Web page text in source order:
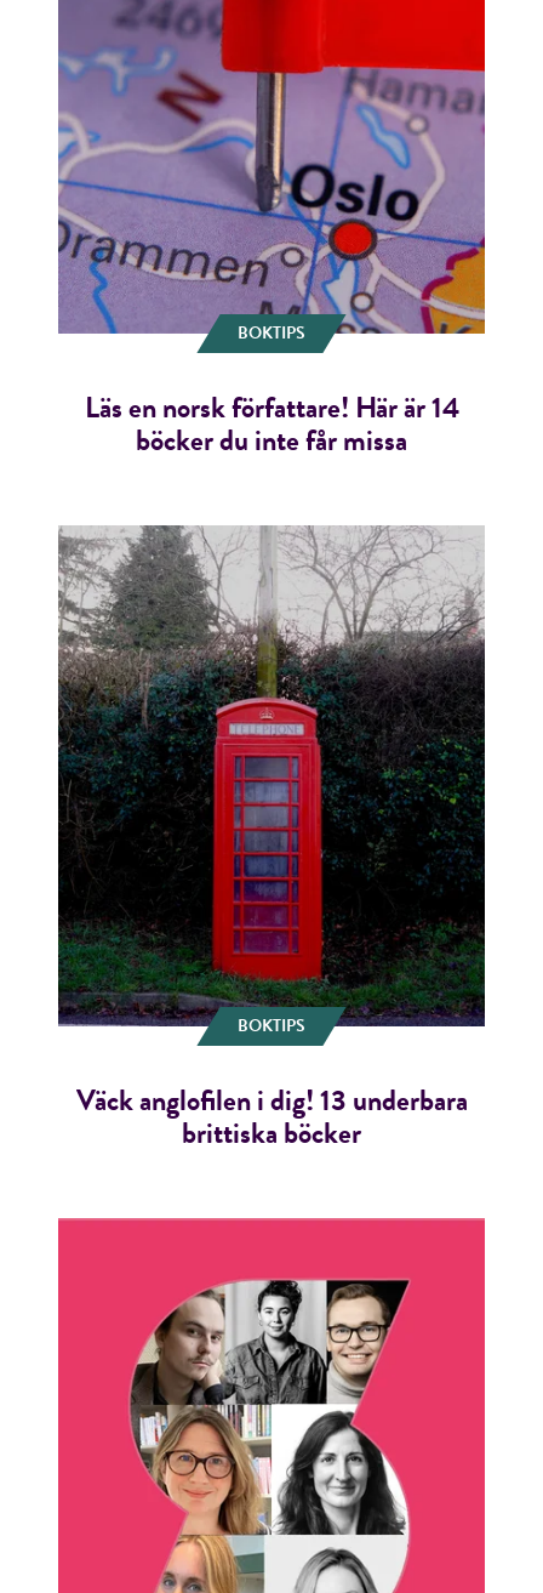
BOKTIPS
Läs en norsk författare! Här är 14
böcker du inte får missa
BOKTIPS
Väck anglofilen i dig! 13 underbara
brittiska böcker